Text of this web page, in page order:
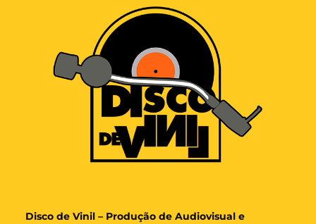
Disco de Vinil – Produção de Audiovisual e